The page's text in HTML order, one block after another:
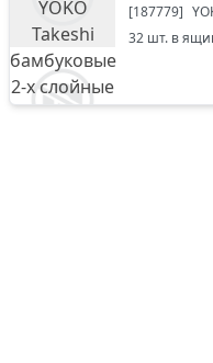
[187779]
32 шт. в